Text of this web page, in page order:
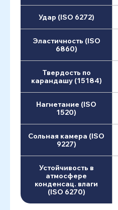
Удар (ISO 6272)
Эластичность (ISO
6860)
Твердость по
карандашу (15184)
Нагнетание (ISO
1520)
Сольная камера (ISO
9227)
Устойчивость в
атмосфере
конденсац. влаги
(ISO 6270)